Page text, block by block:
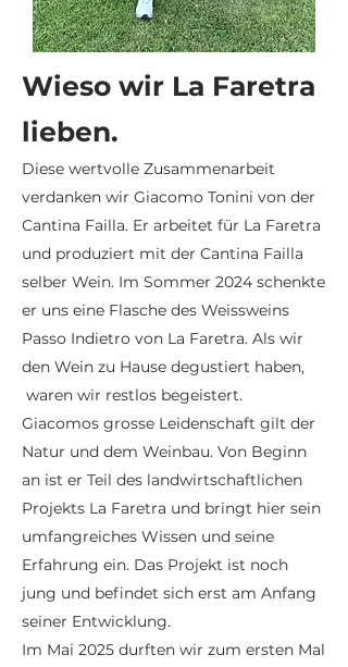
Wieso wir La Faretra
lieben.
Diese wertvolle Zusammenarbeit
verdanken wir Giacomo Tonini von der
Cantina Failla. Er arbeitet für La Faretra
und produziert mit der Cantina Failla
selber Wein. Im Sommer 2024 schenkte
er uns eine Flasche des Weissweins
Passo Indietro von La Faretra. Als wir
den Wein zu Hause degustiert haben,
waren wir restlos begeistert.
Giacomos grosse Leidenschaft gilt der
Natur und dem Weinbau. Von Beginn
an ist er Teil des landwirtschaftlichen
Projekts La Faretra und bringt hier sein
umfangreiches Wissen und seine
Erfahrung ein. Das Projekt ist noch
jung und befindet sich erst am Anfang
seiner Entwicklung.
Im Mai 2025 durften wir zum ersten Mal